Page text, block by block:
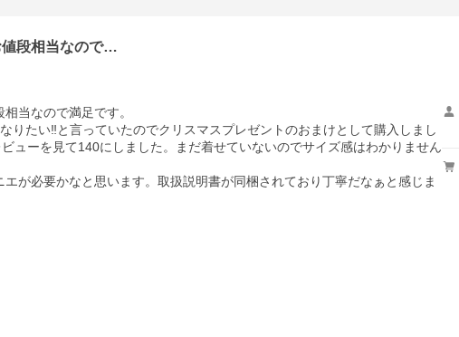
値段相当なので…
当なので満足です。
りたい‼︎と言っていたのでクリスマスプレゼントのおまけとして購入しまし
ューを見て140にしました。まだ着せていないのでサイズ感はわかりません
が必要かなと思います。取扱説明書が同梱されており丁寧だなぁと感じま